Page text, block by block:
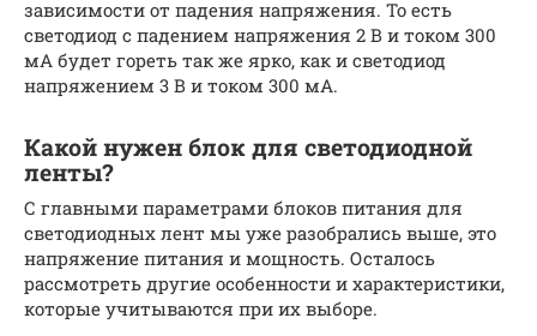
зависимости от падения напряжения. То есть
светодиод с падением напряжения 2 В и током 300
мА будет гореть так же ярко, как и светодиод
напряжением 3 В и током 300 мА.
Какой нужен блок для светодиодной
ленты?
С главными параметрами блоков питания для
светодиодных лент мы уже разобрались выше, это
напряжение питания и мощность. Осталось
рассмотреть другие особенности и характеристики,
которые учитываются при их выборе.